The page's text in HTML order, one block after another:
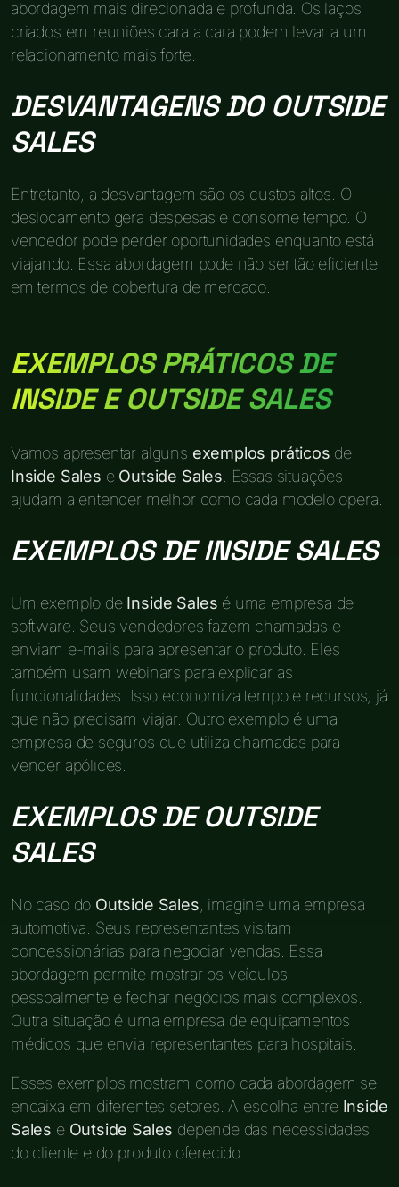
abordagem mais direcionada e profunda. Os laços
criados em reuniões cara a cara podem levar a um
relacionamento mais forte.
DESVANTAGENS DO OUTSIDE
SALES
Entretanto, a desvantagem são os custos altos. O
deslocamento gera despesas e consome tempo. O
vendedor pode perder oportunidades enquanto está
viajando. Essa abordagem pode não ser tão eficiente
em termos de cobertura de mercado.
EXEMPLOS PRÁTICOS DE
INSIDE E OUTSIDE SALES
Vamos apresentar alguns exemplos práticos de
Inside Sales e Outside Sales . Essas situações
ajudam a entender melhor como cada modelo opera.
EXEMPLOS DE INSIDE SALES
Um exemplo de Inside Sales é uma empresa de
software. Seus vendedores fazem chamadas e
enviam e-mails para apresentar o produto. Eles
também usam webinars para explicar as
funcionalidades. Isso economiza tempo e recursos, já
que não precisam viajar. Outro exemplo é uma
empresa de seguros que utiliza chamadas para
vender apólices.
EXEMPLOS DE OUTSIDE
SALES
No caso do Outside Sales , imagine uma empresa
automotiva. Seus representantes visitam
concessionárias para negociar vendas. Essa
abordagem permite mostrar os veículos
pessoalmente e fechar negócios mais complexos.
Outra situação é uma empresa de equipamentos
médicos que envia representantes para hospitais.
Esses exemplos mostram como cada abordagem se
encaixa em diferentes setores. A escolha entre Inside
Sales e Outside Sales depende das necessidades
do cliente e do produto oferecido.